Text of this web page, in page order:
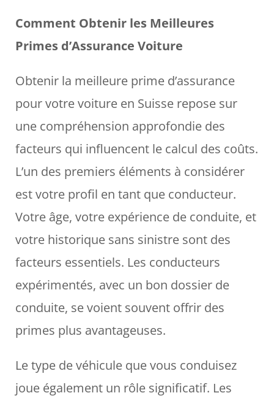
Comment Obtenir les Meilleures
Primes d’Assurance Voiture
Obtenir la meilleure prime d’assurance
pour votre voiture en Suisse repose sur
une compréhension approfondie des
facteurs qui influencent le calcul des coûts.
L’un des premiers éléments à considérer
est votre profil en tant que conducteur.
Votre âge, votre expérience de conduite, et
votre historique sans sinistre sont des
facteurs essentiels. Les conducteurs
expérimentés, avec un bon dossier de
conduite, se voient souvent offrir des
primes plus avantageuses.
Le type de véhicule que vous conduisez
joue également un rôle significatif. Les